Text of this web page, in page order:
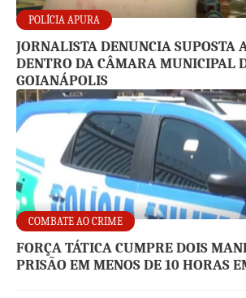
POLÍCIA APURA
JORNALISTA DENUNCIA SUPOSTA
DENTRO DA CÂMARA MUNICIPAL
GOIANÁPOLIS
COMBATE AO CRIME
FORÇA TÁTICA CUMPRE DOIS
PRISÃO EM MENOS DE 10 HORAS